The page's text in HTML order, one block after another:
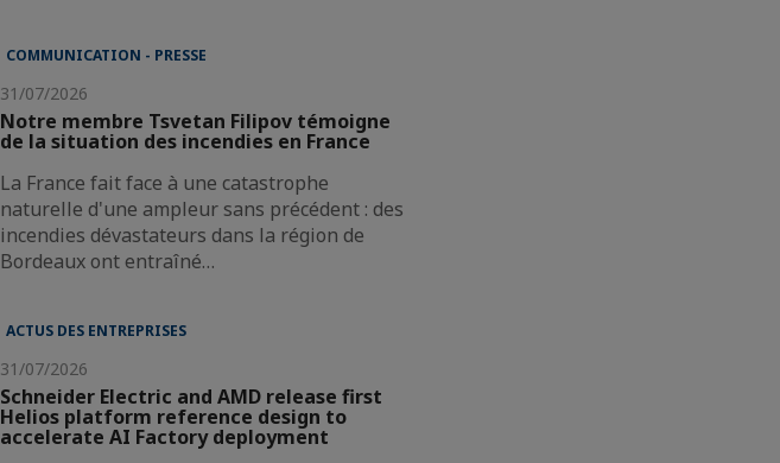
COMMUNICATION - PRESSE
31/07/2026
Notre membre Tsvetan Filipov témoigne
de la situation des incendies en France
La France fait face à une catastrophe
naturelle d'une ampleur sans précédent : des
incendies dévastateurs dans la région de
Bordeaux ont entraîné…
ACTUS DES ENTREPRISES
31/07/2026
Schneider Electric and AMD release first
Helios platform reference design to
accelerate AI Factory deployment